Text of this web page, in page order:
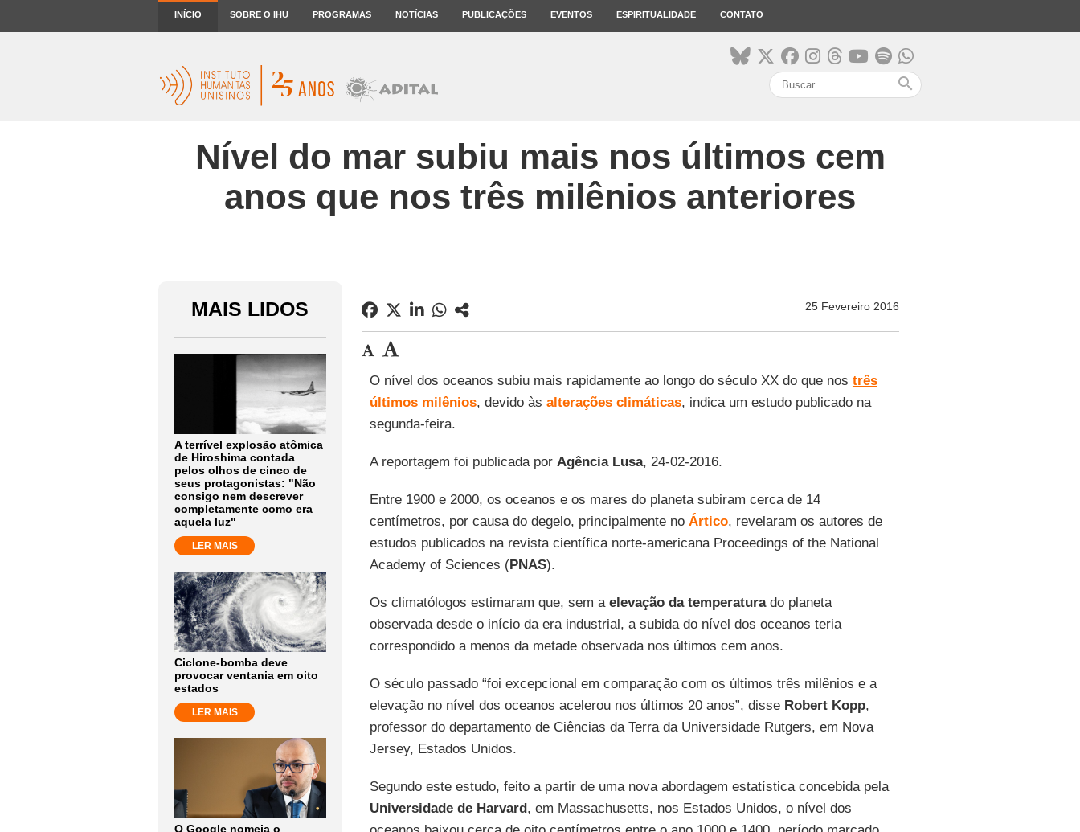
INÍCIO SOBRE O IHU PROGRAMAS NOTÍCIAS PUBLICAÇÕES EVENTOS ESPIRITUALIDADE CONTATO
search
Nível do mar subiu mais nos últimos cem
anos que nos três milênios anteriores
MAIS LIDOS
A terrível explosão atômica
de Hiroshima contada
pelos olhos de cinco de
seus protagonistas: "Não
consigo nem descrever
completamente como era
aquela luz"
LER MAIS
Ciclone-bomba deve
provocar ventania em oito
estados
LER MAIS
O Google nomeia o
25 Fevereiro 2016
O nível dos oceanos subiu mais rapidamente ao longo do século XX do que nos três
últimos milênios, devido às alterações climáticas, indica um estudo publicado na
segunda-feira.
A reportagem foi publicada por Agência Lusa, 24-02-2016.
Entre 1900 e 2000, os oceanos e os mares do planeta subiram cerca de 14
centímetros, por causa do degelo, principalmente no Ártico, revelaram os autores de
estudos publicados na revista científica norte-americana Proceedings of the National
Academy of Sciences (PNAS).
Os climatólogos estimaram que, sem a elevação da temperaturado planeta
observada desde o início da era industrial, a subida do nível dos oceanos teria
correspondido a menos da metade observada nos últimos cem anos.
O século passado “foi excepcional em comparação com os últimos três milênios e a
elevação no nível dos oceanos acelerou nos últimos 20 anos”, disse Robert Kopp,
professor do departamento de Ciências da Terra da Universidade Rutgers, em Nova
Jersey, Estados Unidos.
Segundo este estudo, feito a partir de uma nova abordagem estatística concebida pela
Universidade de Harvard, em Massachusetts, nos Estados Unidos, o nível dos